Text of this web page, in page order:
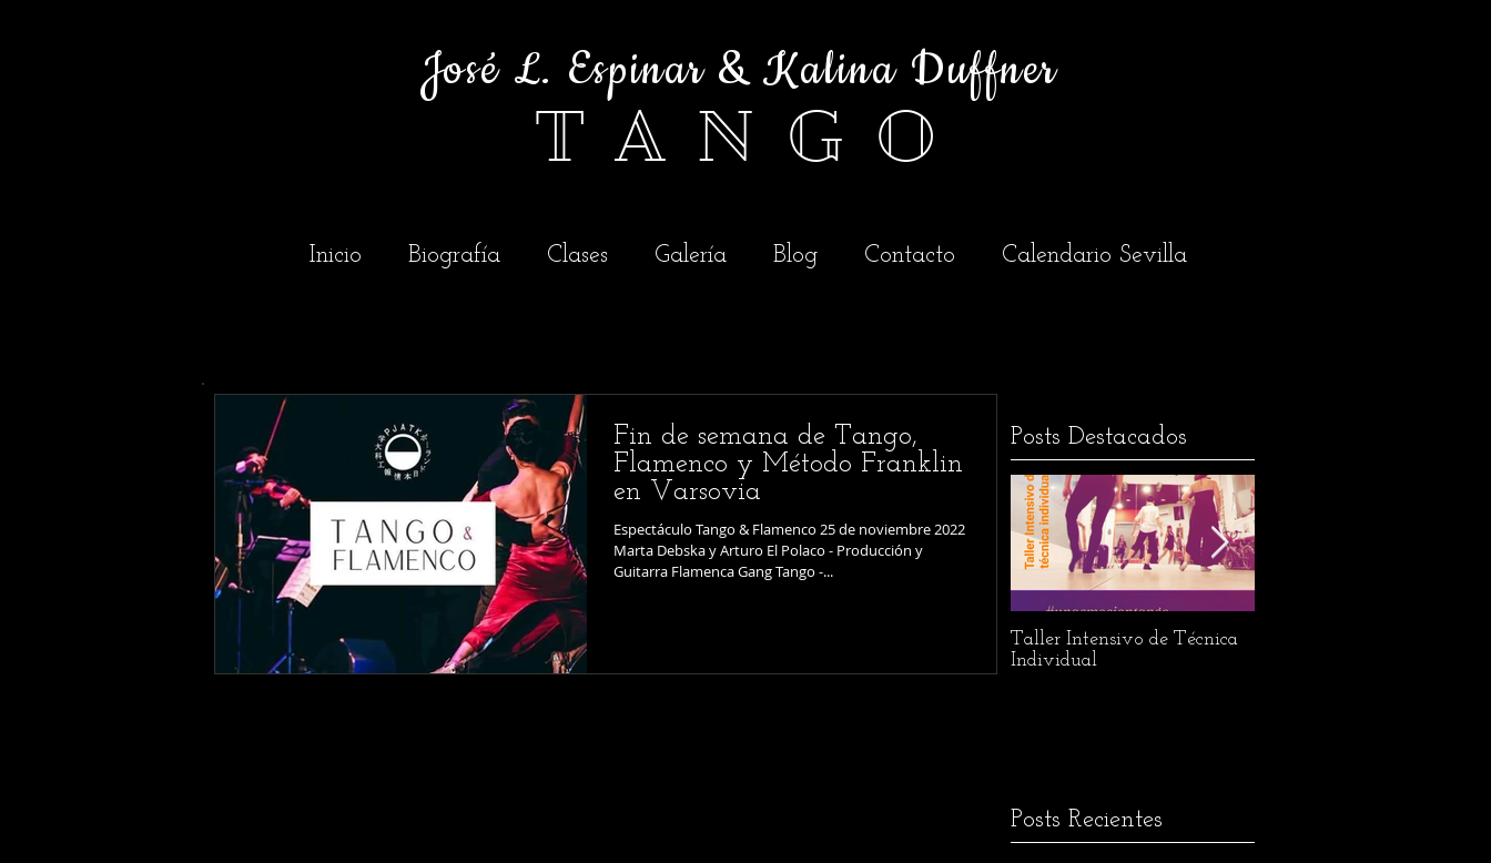
José L. Espinar & Kalina Duffner
T A N G O
Inicio Biografía Clases Galería Blog Contacto Calendario Sevilla
Fin de semana de Tango,
Flamenco y Método Franklin
en Varsovia
Espectáculo Tango & Flamenco 25 de noviembre 2022
Marta Debska y Arturo El Polaco - Producción y
Guitarra Flamenca Gang Tango -...
Posts Destacados
Taller Intensivo de Técnica
Individual
Posts Recientes